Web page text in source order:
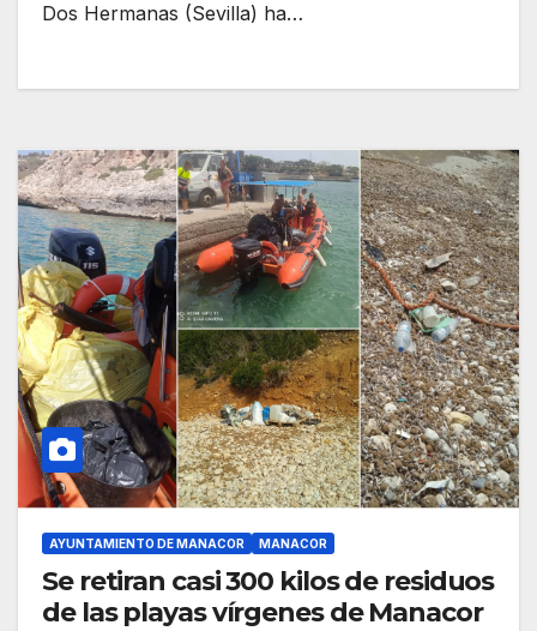
Dos Hermanas (Sevilla) ha…
AYUNTAMIENTO DE MANACOR MANACOR
Se retiran casi 300 kilos de residuos
de las playas vírgenes de Manacor